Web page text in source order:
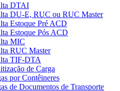
DTAI
DU-E, RUC ou RUC Master
Estoque Pré ACD
Estoque Pós ACD
MIC
RUC Master
TIF-DTA
de Carga
por Contêineres
de Documentos de Transporte